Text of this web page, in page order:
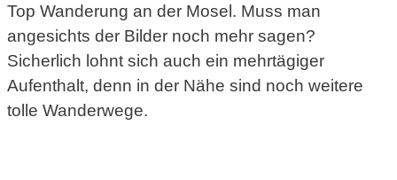
Top Wanderung an der Mosel. Muss man
angesichts der Bilder noch mehr sagen?
Sicherlich lohnt sich auch ein mehrtägiger
Aufenthalt, denn in der Nähe sind noch weitere
tolle Wanderwege.